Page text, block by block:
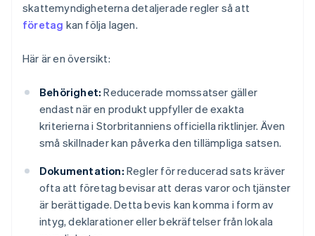
skattemyndigheterna detaljerade regler så att
företag kan följa lagen.
Här är en översikt:
Behörighet: Reducerade momssatser gäller
endast när en produkt uppfyller de exakta
kriterierna i Storbritanniens officiella riktlinjer. Även
små skillnader kan påverka den tillämpliga satsen.
Dokumentation: Regler för reducerad sats kräver
ofta att företag bevisar att deras varor och tjänster
är berättigade. Detta bevis kan komma i form av
intyg, deklarationer eller bekräftelser från lokala